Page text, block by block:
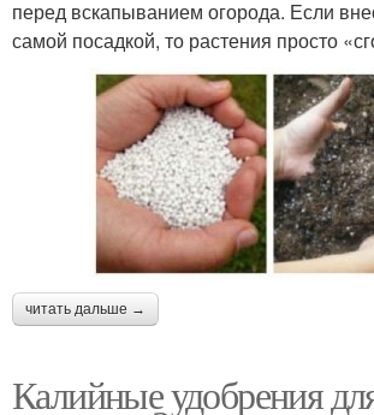
перед вскапыванием огорода. Если
самой посадкой, то растения просто
читать дальше →
Калийные удобрения